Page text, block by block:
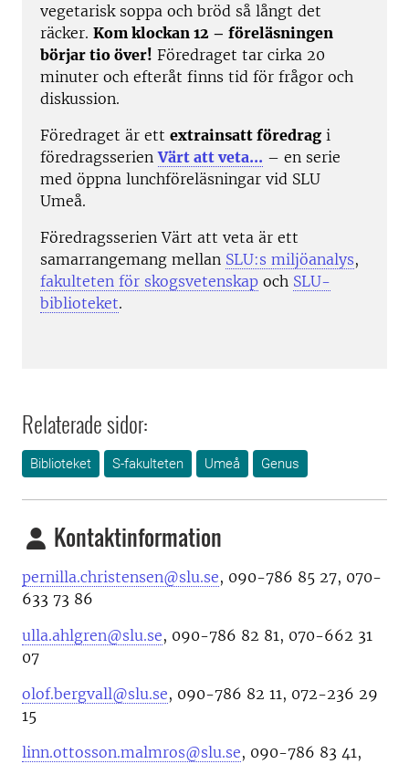
vegetarisk soppa och bröd så långt det
räcker. Kom klockan 12 – föreläsningen
börjar tio över! Föredraget tar cirka 20
minuter och efteråt finns tid för frågor och
diskussion.
Föredraget är ett extrainsatt föredrag i
föredragsserienVärt att veta... – en serie
med öppna lunchföreläsningar vid SLU
Umeå.
Föredragsserien Värt att veta är ett
samarrangemang mellan SLU:s miljöanalys,
fakulteten för skogsvetenskap och SLU-
biblioteket.
Relaterade sidor:
Biblioteket S-fakulteten Umeå Genus
Kontaktinformation
pernilla.christensen@slu.se, 090-786 85 27, 070-
633 73 86
ulla.ahlgren@slu.se, 090-786 82 81, 070-662 31
07
olof.bergvall@slu.se, 090-786 82 11, 072-236 29
15
linn.ottosson.malmros@slu.se, 090-786 83 41,